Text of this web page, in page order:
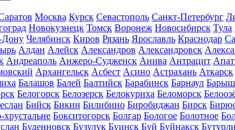
Москва Курск Севастополь Санкт-Петербург
Новокузнецк Томск Воронеж Новосибирск Тула
Дону Челябинск Киров Рязань Ярославль Краснодар
Алдан Алейск Александров Александровск
Андреаполь Анжеро-Судженск Анива Антрацит
Архангельск Асбест Асино Астрахань Аткарск
Балашов Балей Балтийск Барабинск Барнаул Барыш
Белогорск Белозерск Белокуриха Беломорск
Бийск Бикин Билибино Биробиджан Бирск
хрустальне Бокситогорск Болгар Бологое Болотное
Буденновск Бузулук Буинск Буй Буйнакск